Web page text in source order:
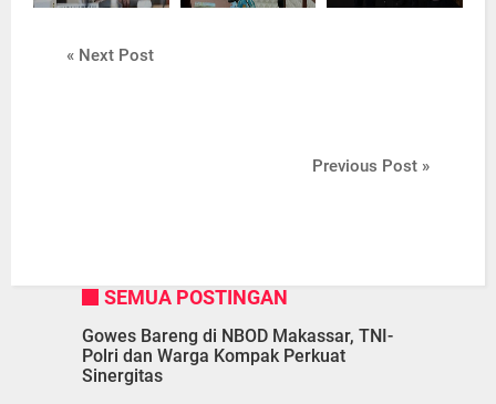
« Next Post
Previous Post »
SEMUA POSTINGAN
Gowes Bareng di NBOD Makassar, TNI-
Polri dan Warga Kompak Perkuat
Sinergitas